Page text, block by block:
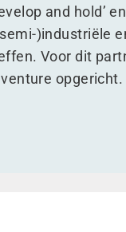
and hold’
)industriële
Voor dit
opgericht.